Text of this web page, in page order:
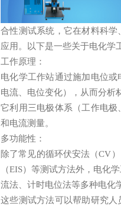
合性测试系统，它在材料科
应用。以下是一些关于电化学
工作原理：
电化学工作站通过施加电位
电流、电位变化），从而分析
它利用三电极体系（工作电
和电流测量。
多功能性：
除了常见的循环伏安法（CV
（EIS）等测试方法外，电化
流法、计时电位法等多种电化
这些测试方法可以帮助研究